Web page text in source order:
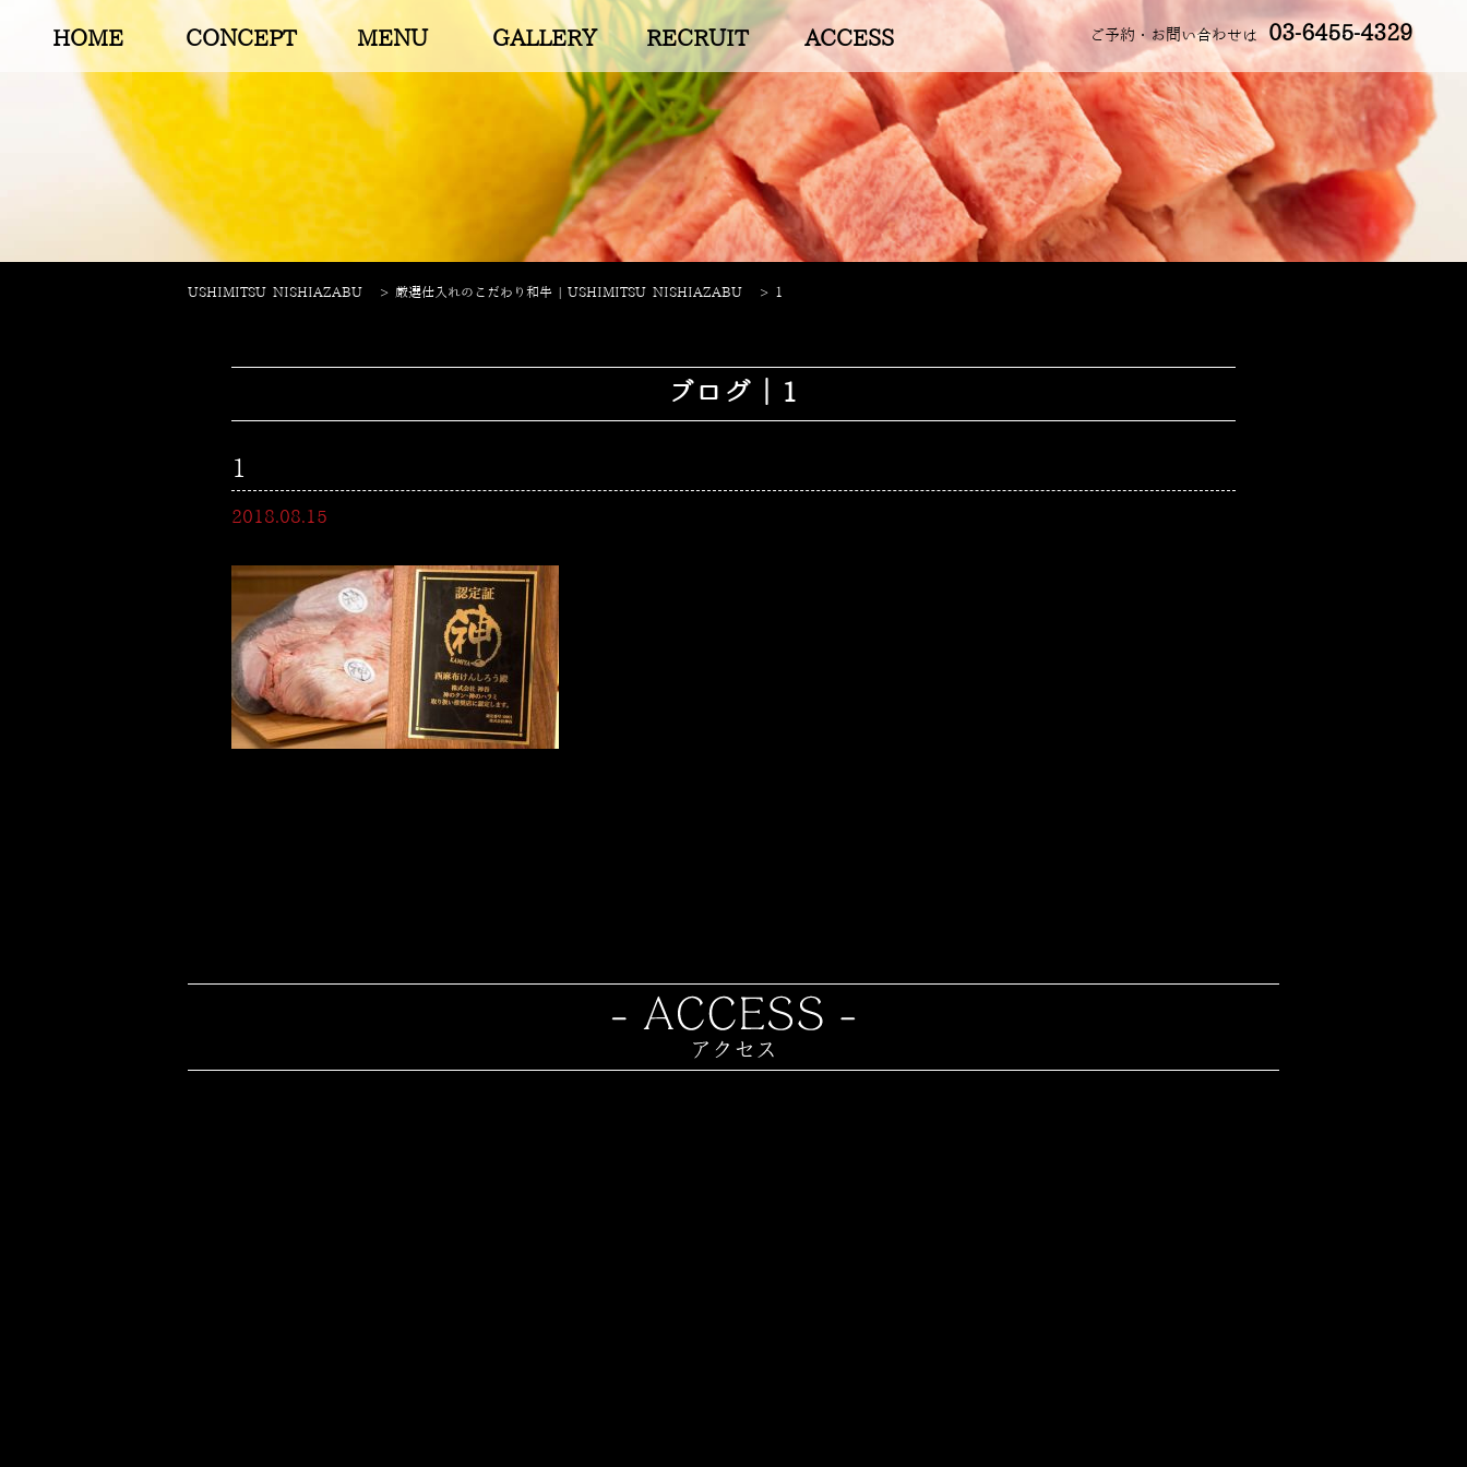
HOME CONCEPT MENU GALLERY RECRUIT ACCESS ご予約・お問い合わせは 03-6455-4329
USHIMITSU NISHIAZABU > 厳選仕入れのこだわり和牛 | USHIMITSU NISHIAZABU > 1
ブログ｜1
1
2018.08.15